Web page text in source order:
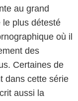
au grand
le plus détesté
où il
des
Certaines de
dans cette série
aussi la